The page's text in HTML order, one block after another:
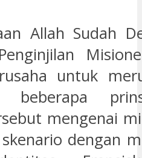
Allah Sudah
untuk
beberapa
mengenai
dengan